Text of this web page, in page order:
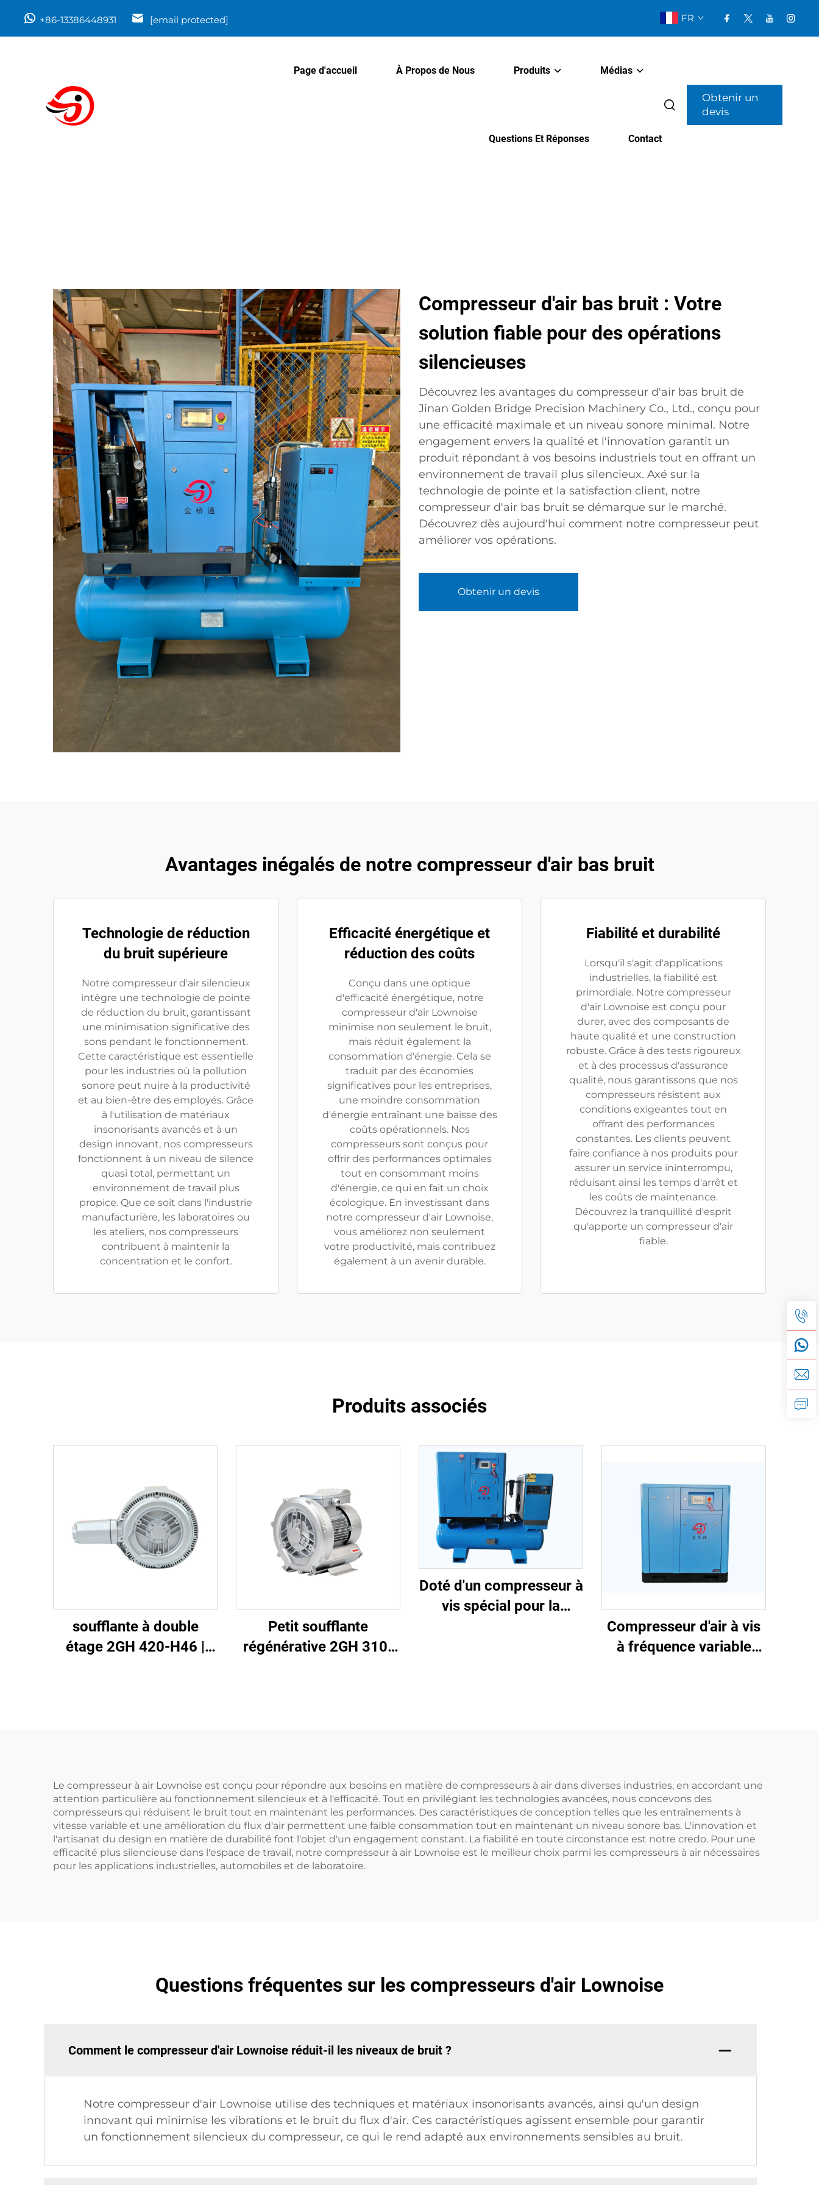
+86-13386448931 [email protected] FR
Page d'accueil À Propos de Nous Produits Médias
Questions Et Réponses Contact
Obtenir un
devis
Compresseur d'air bas bruit : Votre
solution fiable pour des opérations
silencieuses
Découvrez les avantages du compresseur d'air bas bruit de
Jinan Golden Bridge Precision Machinery Co., Ltd., conçu pour
une efficacité maximale et un niveau sonore minimal. Notre
engagement envers la qualité et l'innovation garantit un
produit répondant à vos besoins industriels tout en offrant un
environnement de travail plus silencieux. Axé sur la
technologie de pointe et la satisfaction client, notre
compresseur d'air bas bruit se démarque sur le marché.
Découvrez dès aujourd'hui comment notre compresseur peut
améliorer vos opérations.
Obtenir un devis
Avantages inégalés de notre compresseur d'air bas bruit
Technologie de réduction
du bruit supérieure
Notre compresseur d'air silencieux
intègre une technologie de pointe
de réduction du bruit, garantissant
une minimisation significative des
sons pendant le fonctionnement.
Cette caractéristique est essentielle
pour les industries où la pollution
sonore peut nuire à la productivité
et au bien-être des employés. Grâce
à l'utilisation de matériaux
insonorisants avancés et à un
design innovant, nos compresseurs
fonctionnent à un niveau de silence
quasi total, permettant un
environnement de travail plus
propice. Que ce soit dans l'industrie
manufacturière, les laboratoires ou
les ateliers, nos compresseurs
contribuent à maintenir la
concentration et le confort.
Efficacité énergétique et
réduction des coûts
Conçu dans une optique
d'efficacité énergétique, notre
compresseur d'air Lownoise
minimise non seulement le bruit,
mais réduit également la
consommation d'énergie. Cela se
traduit par des économies
significatives pour les entreprises,
une moindre consommation
d'énergie entraînant une baisse des
coûts opérationnels. Nos
compresseurs sont conçus pour
offrir des performances optimales
tout en consommant moins
d'énergie, ce qui en fait un choix
écologique. En investissant dans
notre compresseur d'air Lownoise,
vous améliorez non seulement
votre productivité, mais contribuez
également à un avenir durable.
Fiabilité et durabilité
Lorsqu'il s'agit d'applications
industrielles, la fiabilité est
primordiale. Notre compresseur
d'air Lownoise est conçu pour
durer, avec des composants de
haute qualité et une construction
robuste. Grâce à des tests rigoureux
et à des processus d'assurance
qualité, nous garantissons que nos
compresseurs résistent aux
conditions exigeantes tout en
offrant des performances
constantes. Les clients peuvent
faire confiance à nos produits pour
assurer un service ininterrompu,
réduisant ainsi les temps d'arrêt et
les coûts de maintenance.
Découvrez la tranquillité d'esprit
qu'apporte un compresseur d'air
fiable.
Produits associés
soufflante à double
étage 2GH 420-H46 |
Petit soufflante
régénérative 2GH 310-
Doté d'un compresseur à
vis spécial pour la
Compresseur d'air à vis
à fréquence variable
Le compresseur à air Lownoise est conçu pour répondre aux besoins en matière de compresseurs à air dans diverses industries, en accordant une
attention particulière au fonctionnement silencieux et à l'efficacité. Tout en privilégiant les technologies avancées, nous concevons des
compresseurs qui réduisent le bruit tout en maintenant les performances. Des caractéristiques de conception telles que les entraînements à
vitesse variable et une amélioration du flux d'air permettent une faible consommation tout en maintenant un niveau sonore bas. L'innovation et
l'artisanat du design en matière de durabilité font l'objet d'un engagement constant. La fiabilité en toute circonstance est notre credo. Pour une
efficacité plus silencieuse dans l'espace de travail, notre compresseur à air Lownoise est le meilleur choix parmi les compresseurs à air nécessaires
pour les applications industrielles, automobiles et de laboratoire.
Questions fréquentes sur les compresseurs d'air Lownoise
Comment le compresseur d'air Lownoise réduit-il les niveaux de bruit ?
Notre compresseur d'air Lownoise utilise des techniques et matériaux insonorisants avancés, ainsi qu'un design
innovant qui minimise les vibrations et le bruit du flux d'air. Ces caractéristiques agissent ensemble pour garantir
un fonctionnement silencieux du compresseur, ce qui le rend adapté aux environnements sensibles au bruit.